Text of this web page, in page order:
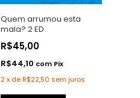
Quem arrumou esta
mala? 2 ED
R$45,00
R$44,10 com Pix
2 x deR$22,50 sem juros